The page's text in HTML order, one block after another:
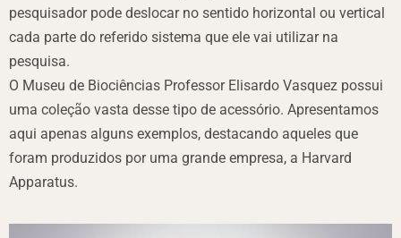
pesquisador pode deslocar no sentido horizontal ou vertical
cada parte do referido sistema que ele vai utilizar na
pesquisa.
O Museu de Biociências Professor Elisardo Vasquez possui
uma coleção vasta desse tipo de acessório. Apresentamos
aqui apenas alguns exemplos, destacando aqueles que
foram produzidos por uma grande empresa, a Harvard
Apparatus.